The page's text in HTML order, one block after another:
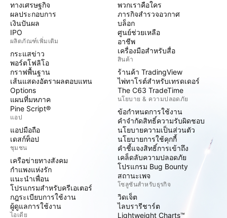
ทางเศรษฐกิจ
ผลประกอบการ
เงินปันผล
IPO
ผลิตภัณฑ์เพิ่มเติม
กระแสข่าว
พอร์ตโฟลิโอ
กราฟพื้นฐาน
เส้นแสดงอัตราผลตอบแทน
Options
แผนที่มหภาค
Pine Script®
แอป
แอปมือถือ
เดสก์ท็อป
ชุมชน
เครือข่ายทางสังคม
กำแพงแห่งรัก
แนะนำเพื่อน
โปรแกรมสำหรับครีเอเตอร์
กฎระเบียบการใช้งาน
ผู้ดูแลการใช้งาน
ไอเดีย
พวกเราคือใคร
ภารกิจสำรวจอวกาศ
บล็อก
ศูนย์ช่วยเหลือ
อาชีพ
เครื่องมือสำหรับสื่อ
สินค้า
ร้านค้า TradingView
ไพ่ทาโรต์สำหรับเทรดเดอร์
The C63 TradeTime
นโยบาย & ความปลอดภัย
ข้อกำหนดการใช้งาน
คำจำกัดสิทธิ์ความรับผิดชอบ
นโยบายความเป็นส่วนตัว
นโยบายการใช้คุกกี้
คำชี้แจงสิทธิ์การเข้าถึง
เคล็ดลับความปลอดภัย
โปรแกรม Bug Bounty
สถานะเพจ
โซลูชันสำหรับธุรกิจ
วิดเจ็ต
ไลบรารีชาร์ต
Lightweight Charts™